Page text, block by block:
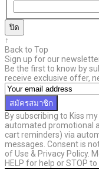
ปิด
↑
Back to Top
Sign up for our
Be the first to know by
receive exclusive offer,
สมัครสมาชิก
By subscribing to Kiss
automated promotional
cart reminders) via
messages. Consent is
of Use & Privacy Policy.
HELP for help or STOP